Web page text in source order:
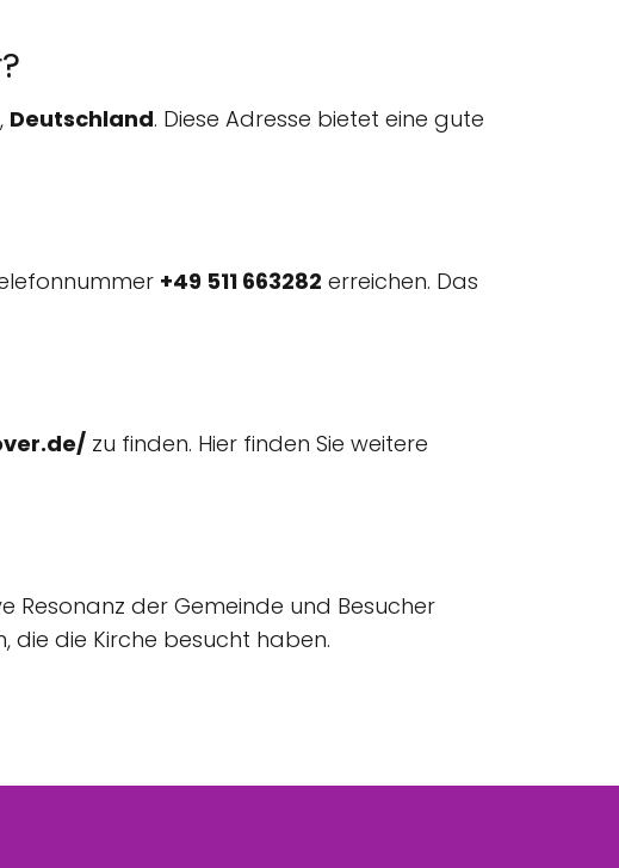
, Deutschland. Diese Adresse bietet eine gute
+49 511 663282 erreichen. Das
zu finden. Hier finden Sie weitere
Resonanz der Gemeinde und Besucher
die die Kirche besucht haben.